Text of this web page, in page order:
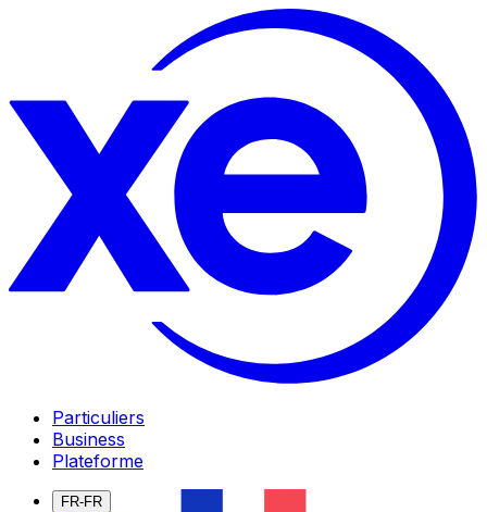
Particuliers
Business
Plateforme
FR-FR